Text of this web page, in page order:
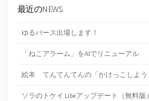
最近のNEWS
ゆるバース出場します！
「ねこアラーム」をAIでリニューアル
絵本 てんてんてんの「かけっこしよう
ソラのトケイ Liteアップデート（無料版）